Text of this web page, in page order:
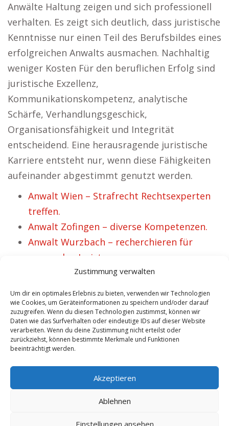
Zustimmung verwalten
Um dir ein optimales Erlebnis zu bieten, verwenden wir Technologien
wie Cookies, um Geräteinformationen zu speichern und/oder darauf
zuzugreifen. Wenn du diesen Technologien zustimmst, können wir
Daten wie das Surfverhalten oder eindeutige IDs auf dieser Website
verarbeiten. Wenn du deine Zustimmung nicht erteilst oder
zurückziehst, können bestimmte Merkmale und Funktionen
beeinträchtigt werden.
Akzeptieren
Ablehnen
Einstellungen ansehen
Anwälte Haltung zeigen und sich professionell
verhalten. Es zeigt sich deutlich, dass juristische
Kenntnisse nur einen Teil des Berufsbildes eines
erfolgreichen Anwalts ausmachen. Nachhaltig
weniger Kosten Für den beruflichen Erfolg sind
juristische Exzellenz,
Kommunikationskompetenz, analytische
Schärfe, Verhandlungsgeschick,
Organisationsfähigkeit und Integrität
entscheidend. Eine herausragende juristische
Karriere entsteht nur, wenn diese Fähigkeiten
aufeinander abgestimmt genutzt werden.
Anwalt Wien – Strafrecht Rechtsexperten
treffen.
Anwalt Zofingen – diverse Kompetenzen.
Anwalt Wurzbach – recherchieren für
passenden Jurist
Anwalt Kitzbühel – recherchieren bzgl.
geeigneten Rechtsbeistand
Anwalt Herbstein – entdecken für top
Verteidiger
Anwalt Möhlin – verschiedene
Schwerpunkte.
Anwalt Potsdam – lokalisieren bzgl.
geeigneten Verteidiger
Copyright 2025 - Anwalt.rocks | Neue Mandanten durch exklusive